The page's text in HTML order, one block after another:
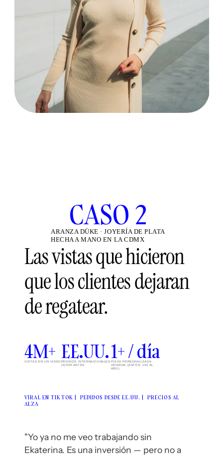
CASO 2
ARANZA DÜKE · JOYERÍA DE PLATA
HECHA A MANO EN LA CDMX
Las vistas que hicieron
que los clientes dejaran
de regatear.
4M+
VISTAS EN UN VIDEO EE.UU.
PEDIDOS INTERNACIONALES
CONSTANTES
1+ / día
PIEZA PERSONALIZADA
VENDIDA (ANTES: 100 AL
AÑO)
VIRAL EN TIKTOK |  PEDIDOS DESDE EE.UU. |  PRECIOS AL
ALZA
"Yo ya no me veo trabajando sin
Ekaterina. Es una inversión — pero no a